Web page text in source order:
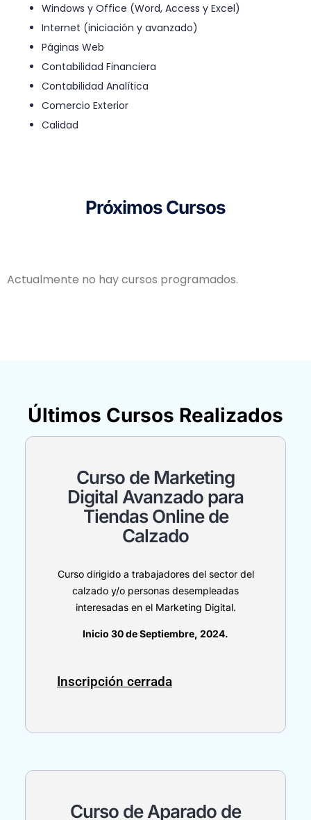
Windows y Office (Word, Access y Excel)
Internet (iniciación y avanzado)
Páginas Web
Contabilidad Financiera
Contabilidad Analítica
Comercio Exterior
Calidad
Próximos Cursos
Actualmente no hay cursos programados.
Últimos Cursos Realizados
Curso de Marketing
Digital Avanzado para
Tiendas Online de
Calzado
Curso dirigido a trabajadores del sector del
calzado y/o personas desempleadas
interesadas en el Marketing Digital.
Inicio 30 de Septiembre, 2024.
Inscripción cerrada
Curso de Aparado de